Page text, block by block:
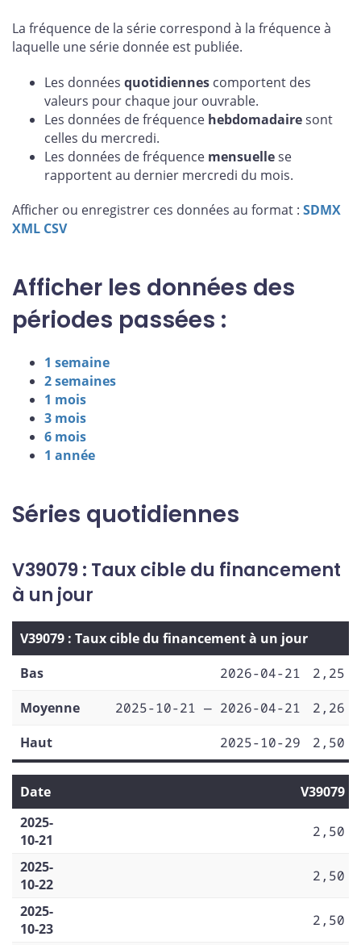
La fréquence de la série correspond à la fréquence à
laquelle une série donnée est publiée.
Les données quotidiennes comportent des
valeurs pour chaque jour ouvrable.
Les données de fréquence hebdomadairesont
celles du mercredi.
Les données de fréquence mensuellese
rapportent au dernier mercredi du mois.
Afficher ou enregistrer ces données au format : SDMX
XML CSV
Afficher les données des
périodes passées :
1 semaine
2 semaines
1 mois
3 mois
6 mois
1 année
Séries quotidiennes
V39079 : Taux cible du financement
à un jour
V39079 : Taux cible du financement à un jour
Bas
2026-04-21
2,25
Moyenne
2025-10-21 — 2026-04-21
2,26
Haut
2025-10-29 2,50
Date
V39079
2025-
10-21
2,50
2025-
10-22
2,50
2025-
10-23
2,50